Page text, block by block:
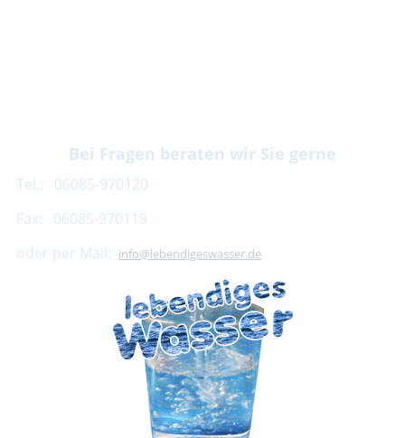
Bei Fragen beraten wir Sie gerne
Tel.: 06085-970120
Fax: 06085-970119
oder per Mail: info@lebendigeswasser.de